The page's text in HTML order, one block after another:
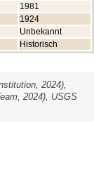
1981
1924
Unbekannt
Historisch
2024),
2024), USGS